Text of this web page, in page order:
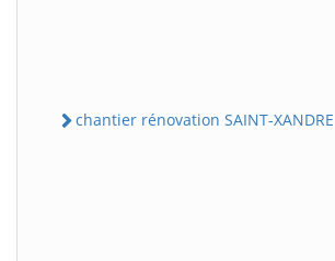
chantier rénovation SAINT-XANDRE